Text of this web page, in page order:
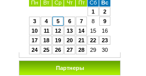
Пн
Вт Ср Чт Пт Сб
Вс
1
2
3
4 5 6 7 8
9
10
11 12 13 14 15
16
17
18 19 20 21 22
23
24
25 26 27 28 29 30
Партнеры